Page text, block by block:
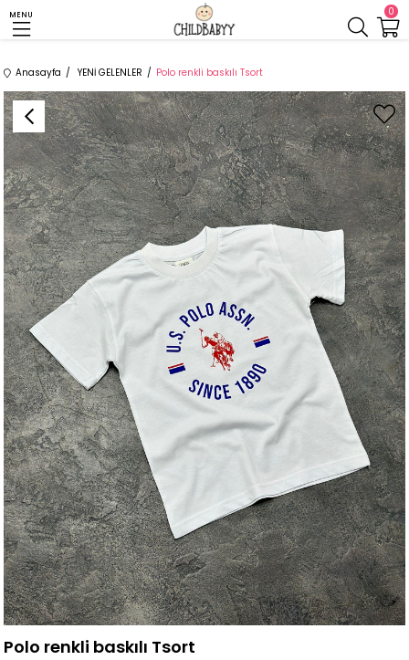
0
MENU
Anasayfa YENİ GELENLER Polo renkli baskılı Tsort
Polo renkli baskılı Tsort